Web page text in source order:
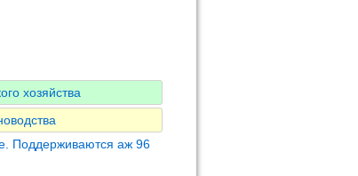
хозяйства
Поддерживаются аж 96